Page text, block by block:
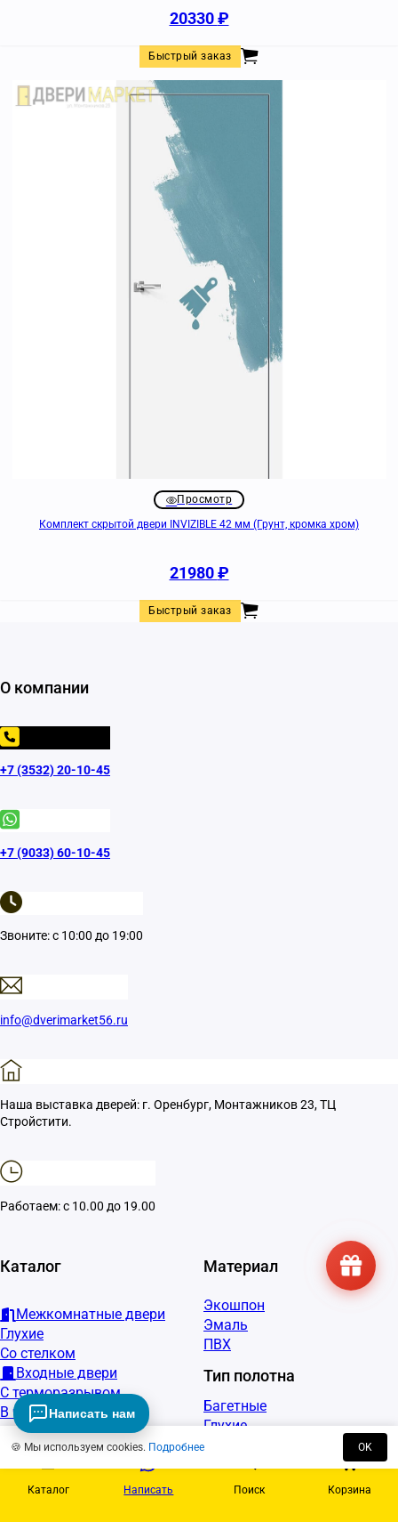
20330₽
Быстрый заказ
Просмотр
Комплект скрытой двери INVIZIBLE 42 мм (Грунт, кромка хром)
21980₽
Быстрый заказ
Каталог Написать Поиск Корзина
🍪 Мы используем cookies. Подробнее OK
О компании
+7 (3532) 20-10-45
+7 (9033) 60-10-45
Звоните: с 10:00 до 19:00
info@dverimarket56.ru
Наша выставка дверей: г. Оренбург, Монтажников 23, ТЦ
Стройстити.
Работаем: с 10.00 до 19.00
Каталог
Межкомнатные двери
Глухие
Со стелком
Входные двери
С терморазрывом
В частный дом
В квартиру
Материал
Экошпон
Эмаль
ПВХ
Тип полотна
Багетные
Глухие
Со стеклом
Царговые
Написать нам